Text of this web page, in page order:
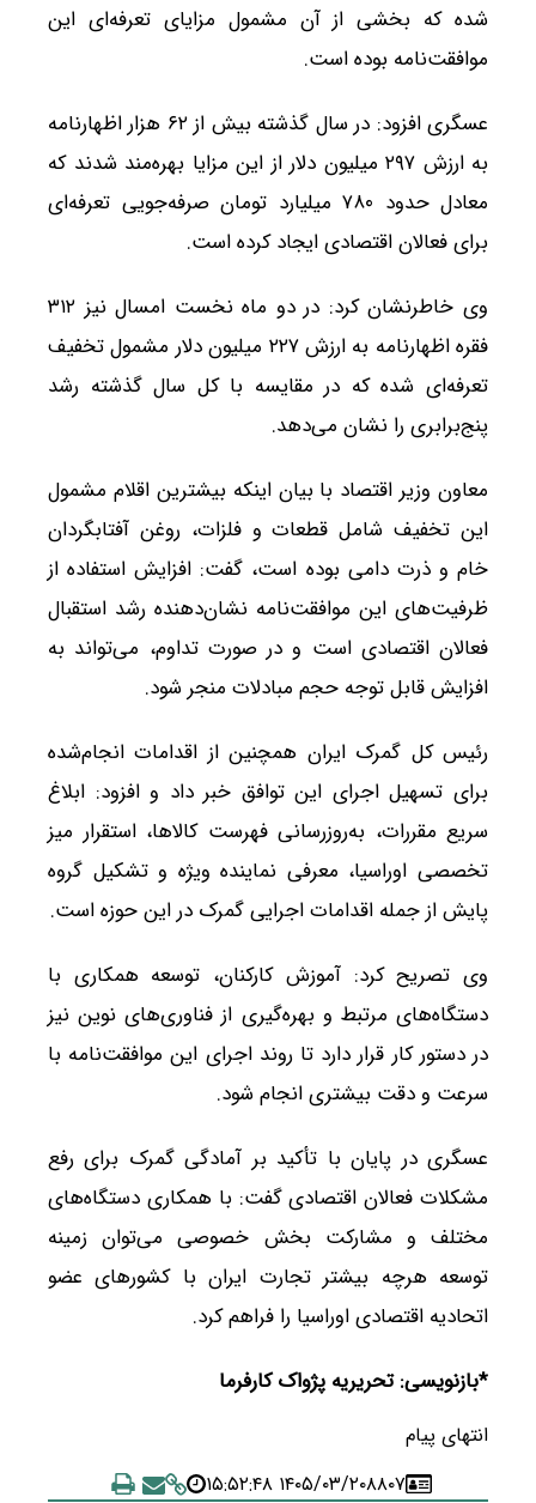
شده که بخشی از آن مشمول مزایای تعرفه‌ای این
موافقت‌نامه بوده است.
عسگری افزود: در سال گذشته بیش از ۶۲ هزار اظهارنامه
به ارزش ۲۹۷ میلیون دلار از این مزایا بهره‌مند شدند که
معادل حدود ۷۸۰ میلیارد تومان صرفه‌جویی تعرفه‌ای
برای فعالان اقتصادی ایجاد کرده است.
وی خاطرنشان کرد: در دو ماه نخست امسال نیز ۳۱۲
فقره اظهارنامه به ارزش ۲۲۷ میلیون دلار مشمول تخفیف
تعرفه‌ای شده که در مقایسه با کل سال گذشته رشد
پنج‌برابری را نشان می‌دهد.
معاون وزیر اقتصاد با بیان اینکه بیشترین اقلام مشمول
این تخفیف شامل قطعات و فلزات، روغن آفتابگردان
خام و ذرت دامی بوده است، گفت: افزایش استفاده از
ظرفیت‌های این موافقت‌نامه نشان‌دهنده رشد استقبال
فعالان اقتصادی است و در صورت تداوم، می‌تواند به
افزایش قابل توجه حجم مبادلات منجر شود.
رئیس کل گمرک ایران همچنین از اقدامات انجام‌شده
برای تسهیل اجرای این توافق خبر داد و افزود: ابلاغ
سریع مقررات، به‌روزرسانی فهرست کالاها، استقرار میز
تخصصی اوراسیا، معرفی نماینده ویژه و تشکیل گروه
پایش از جمله اقدامات اجرایی گمرک در این حوزه است.
وی تصریح کرد: آموزش کارکنان، توسعه همکاری با
دستگاه‌های مرتبط و بهره‌گیری از فناوری‌های نوین نیز
در دستور کار قرار دارد تا روند اجرای این موافقت‌نامه با
سرعت و دقت بیشتری انجام شود.
عسگری در پایان با تأکید بر آمادگی گمرک برای رفع
مشکلات فعالان اقتصادی گفت: با همکاری دستگاه‌های
مختلف و مشارکت بخش خصوصی می‌توان زمینه
توسعه هرچه بیشتر تجارت ایران با کشورهای عضو
اتحادیه اقتصادی اوراسیا را فراهم کرد.
*بازنویسی: تحریریه پژواک کارفرما
انتهای پیام
۸۸۰۷۱۴۰۵/۰۳/۲۰ ۱۵:۵۲:۴۸